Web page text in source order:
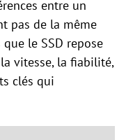
entre un
pas de la même
le SSD repose
vitesse, la fiabilité,
clés qui